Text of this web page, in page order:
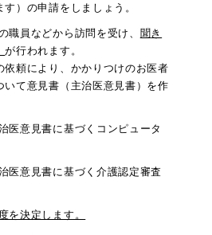
す）の申請をしましょう。
員などから訪問を受け、 聞き
が行われます。
依頼により、かかりつけのお医者
いて意見書（主治医意見書）を作
意見書に基づくコンピュータ
意見書に基づく介護認定審査
を決定します。